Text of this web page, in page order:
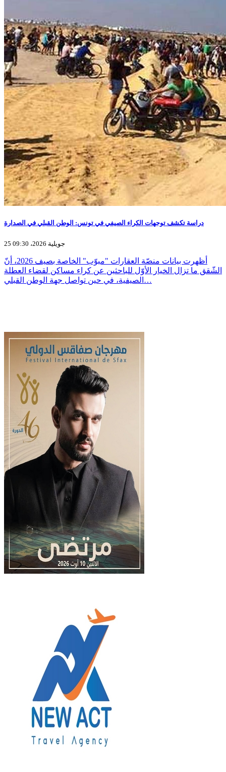
دراسة تكشف توجهات الكراء الصيفي في تونس: الوطن القبلي في الصدارة
25 جويلية 2026، 09:30
أظهرت بيانات منصّة العقارات "مبوّب" الخاصة بصيف 2026، أنّ
الشّقق ما تزال الخيار الأوّل للباحثين عن كراء مساكن لقضاء العطلة
الصيفية، في حين تواصل جهة الوطن القبلي…